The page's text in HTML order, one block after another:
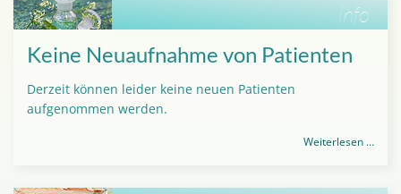
info
Keine Neuaufnahme von Patienten
Derzeit können leider keine neuen Patienten
aufgenommen werden.
Weiterlesen …